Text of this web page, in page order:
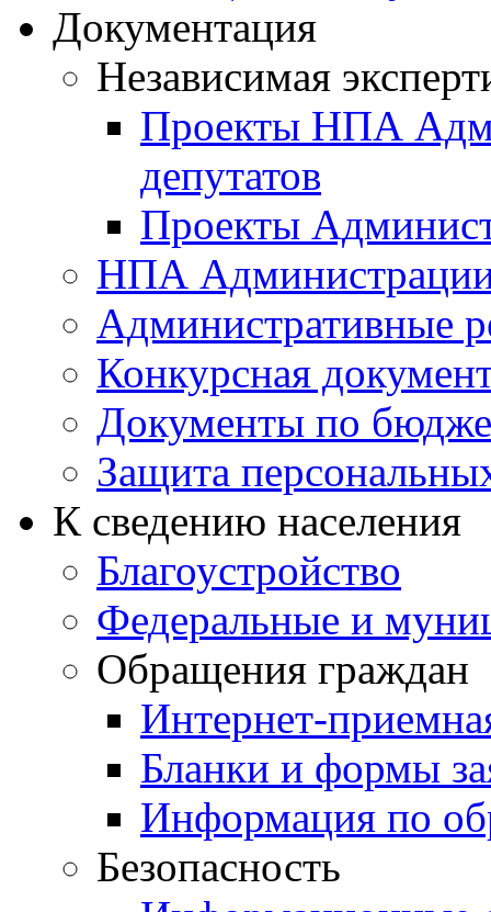
Документация
Независимая
Проекты НПА
депутатов
Проекты
НПА
Административные
Конкурсная
Документы по
Защита
К сведению населения
Благоустройство
Федеральные и
Обращения граждан
Интернет-
Бланки и формы
Информация по
Безопасность